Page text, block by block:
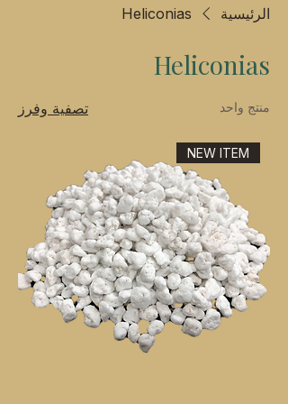
الرئيسية Heliconias
Heliconias
منتج واحد تصفية وفرز
NEW ITEM